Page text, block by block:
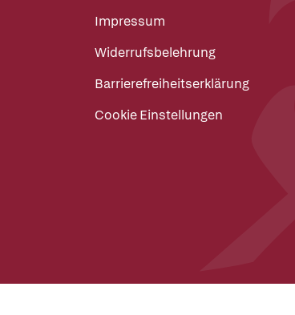
Impressum
Widerrufsbelehrung
Barrierefreiheitserklärung
Cookie Einstellungen